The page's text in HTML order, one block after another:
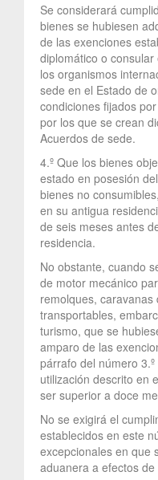
Se considerará
bienes se hubiesen
de las exenciones
diplomático o
los organismos
sede en el Estado de
condiciones fijados
por los que se crean
Acuerdos de sede.
4.º Que los bienes
estado en posesión
bienes no
en su antigua
de seis meses antes
residencia.
No obstante, cuando
de motor mecánico
remolques,
transportables,
turismo, que se
amparo de las
párrafo del número
utilización descrito en
ser superior a doce
No se exigirá el
establecidos en este
excepcionales en que
aduanera a efectos